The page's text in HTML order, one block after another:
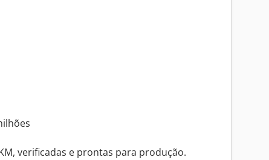
verificadas e prontas para produção.